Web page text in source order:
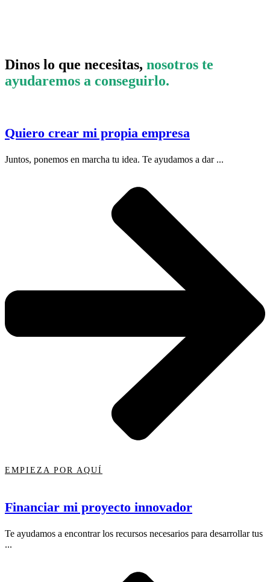
Dinos lo que necesitas, nosotros te
ayudaremos a conseguirlo.
Quiero crear mi propia empresa
Juntos, ponemos en marcha tu idea. Te ayudamos a dar ...
EMPIEZA POR AQUÍ
Financiar mi proyecto innovador
Te ayudamos a encontrar los recursos necesarios para desarrollar tus
...